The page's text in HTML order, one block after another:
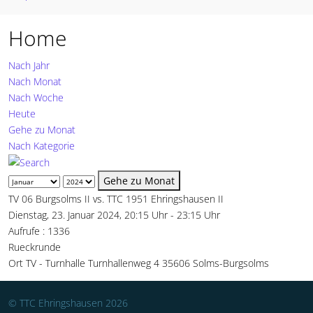
Home
Nach Jahr
Nach Monat
Nach Woche
Heute
Gehe zu Monat
Nach Kategorie
Gehe zu Monat
TV 06 Burgsolms II vs. TTC 1951 Ehringshausen II
Dienstag, 23. Januar 2024, 20:15 Uhr - 23:15 Uhr
Aufrufe : 1336
Rueckrunde
Ort TV - Turnhalle Turnhallenweg 4 35606 Solms-Burgsolms
© TTC Ehringshausen 2026